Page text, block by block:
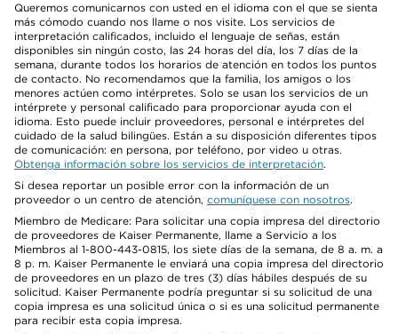
Queremos comunicarnos con usted en el idioma con el que se sienta
más cómodo cuando nos llame o nos visite. Los servicios de
interpretación calificados, incluido el lenguaje de señas, están
disponibles sin ningún costo, las 24 horas del día, los 7 días de la
semana, durante todos los horarios de atención en todos los puntos
de contacto. No recomendamos que la familia, los amigos o los
menores actúen como intérpretes. Solo se usan los servicios de un
intérprete y personal calificado para proporcionar ayuda con el
idioma. Esto puede incluir proveedores, personal e intérpretes del
cuidado de la salud bilingües. Están a su disposición diferentes tipos
de comunicación: en persona, por teléfono, por video u otras.
Obtenga información sobre los servicios de interpretación.
Si desea reportar un posible error con la información de un
proveedor o un centro de atención, comuníquese con nosotros.
Miembro de Medicare: Para solicitar una copia impresa del directorio
de proveedores de Kaiser Permanente, llame a Servicio a los
Miembros al 1-800-443-0815, los siete días de la semana, de 8 a. m. a
8 p. m. Kaiser Permanente le enviará una copia impresa del directorio
de proveedores en un plazo de tres (3) días hábiles después de su
solicitud. Kaiser Permanente podría preguntar si su solicitud de una
copia impresa es una solicitud única o si es una solicitud permanente
para recibir esta copia impresa.